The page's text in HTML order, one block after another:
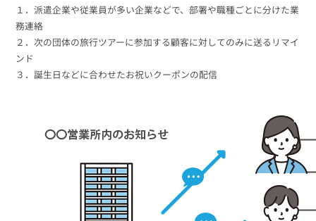
認証サービス
Webプッシュ通知サービス
アンケートシステム・フォーム
緊急参集・安否確認
組織的に管理
デジタルマーケティング
マーケティングブログ
資料ダウンロード
無料トライアル
東京 03-6820-0515 大阪06-6131-9960
１．派遣企業や従業員が多い企業などで、部署や職種ごとに分けた業
務連絡
２．次の団体の旅行ツアーに参加する顧客に対してのみに送るリマイ
ンド
３．誕生日などに合わせたお祝いクーポンの配信